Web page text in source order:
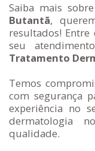
Saiba mais sobre
Butantã,
resultados!
seu
Tratamento
Temos
com segurança
experiência no
dermatologia
qualidade.